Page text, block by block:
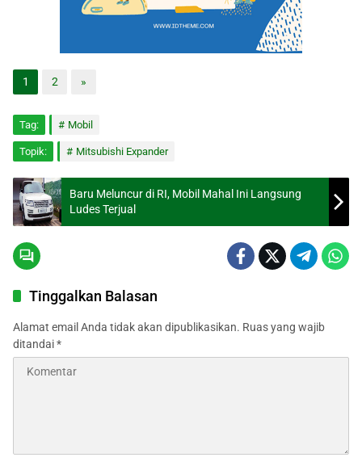
1 2 »
Tag: Mobil
Topik: Mitsubishi Expander
Baru Meluncur di RI, Mobil Mahal Ini Langsung
Ludes Terjual
Tinggalkan Balasan
Alamat email Anda tidak akan dipublikasikan. Ruas yang wajib
ditandai*